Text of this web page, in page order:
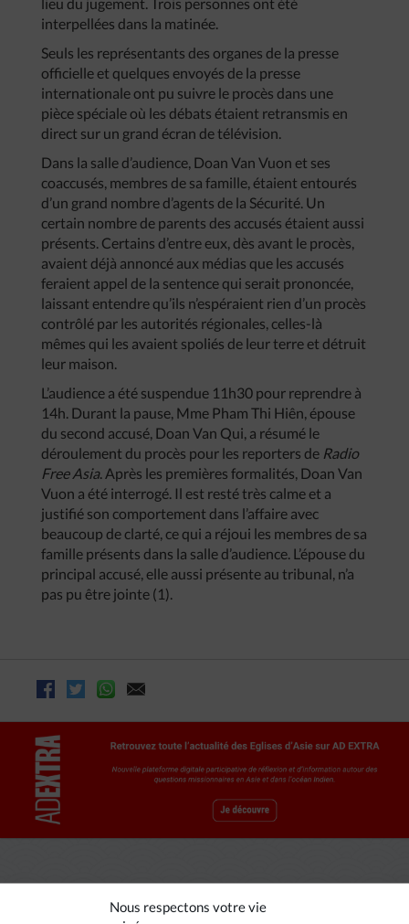
Nous respectons votre vie
interpellées dans la matinée.
Seuls les représentants des organes de la presse
officielle et quelques envoyés de la presse
internationale ont pu suivre le procès dans une
pièce spéciale où les débats étaient retransmis en
direct sur un grand écran de télévision.
Dans la salle d’audience, Doan Van Vuon et ses
coaccusés, membres de sa famille, étaient entourés
d’un grand nombre d’agents de la Sécurité. Un
certain nombre de parents des accusés étaient aussi
présents. Certains d’entre eux, dès avant le procès,
avaient déjà annoncé aux médias que les accusés
feraient appel de la sentence qui serait prononcée,
laissant entendre qu’ils n’espéraient rien d’un procès
contrôlé par les autorités régionales, celles-là
mêmes qui les avaient spoliés de leur terre et détruit
leur maison.
L’audience a été suspendue 11h30 pour reprendre à
14h. Durant la pause, Mme Pham Thi Hiên, épouse
du second accusé, Doan Van Qui, a résumé le
déroulement du procès pour les reporters de Radio
Free Asia. Après les premières formalités, Doan Van
Vuon a été interrogé. Il est resté très calme et a
justifié son comportement dans l’affaire avec
beaucoup de clarté, ce qui a réjoui les membres de sa
famille présents dans la salle d’audience. L’épouse du
principal accusé, elle aussi présente au tribunal, n’a
pas pu être jointe (1).